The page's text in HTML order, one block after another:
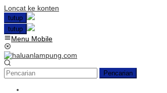
Loncat ke konten
tutup
tutup
Menu Mobile
Pencarian